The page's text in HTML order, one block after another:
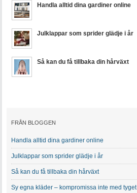
Handla alltid dina gardiner online
Julklappar som sprider glädje i år
Så kan du få tillbaka din hårväxt
FRÅN BLOGGEN
Handla alltid dina gardiner online
Julklappar som sprider glädje i år
Så kan du få tillbaka din hårväxt
Sy egna kläder – kompromissa inte med tyget